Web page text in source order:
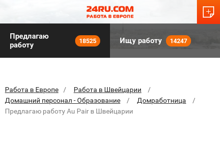
Предлагаю
работу
18525 Ищу работу 14247
Работа в Европе
Работа в Швейцарии
Домашний персонал - Образование
Домработница
Предлагаю работу Au Pair в Швейцарии